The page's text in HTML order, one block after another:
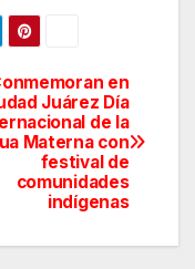
en
Juárez Día
de la
Materna con
festival de
comunidades
indígenas